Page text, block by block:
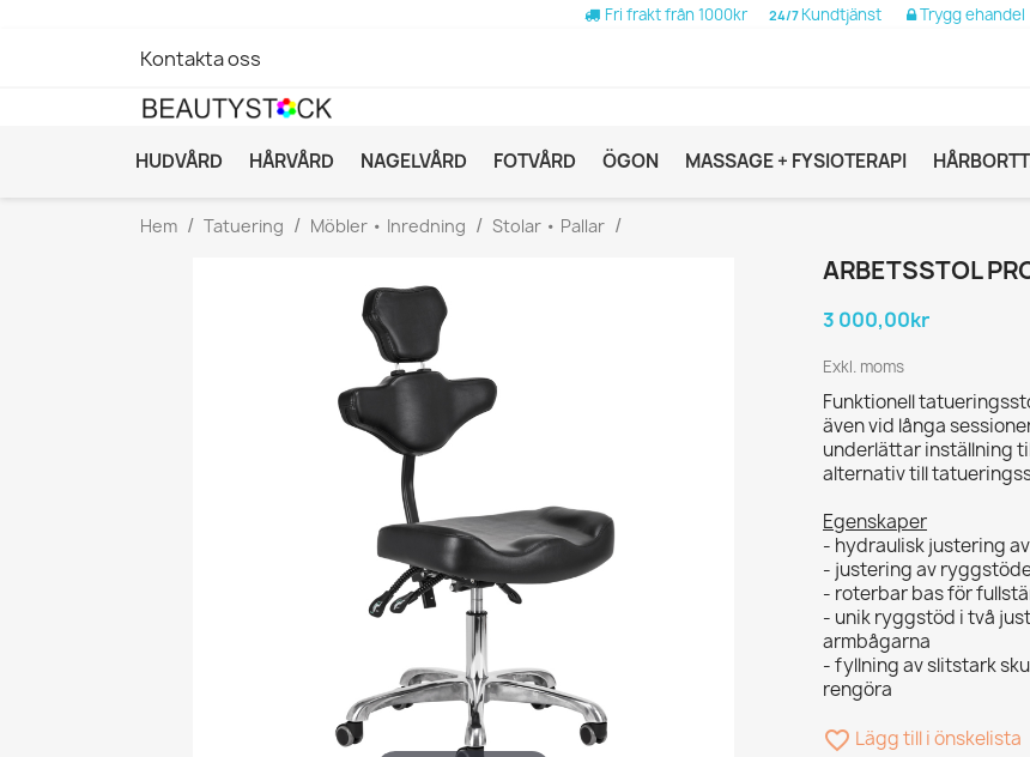
Fri frakt från 1000kr 24/7 Kundtjänst Trygg ehandel
Kontakta oss
HUDVÅRD HÅRVÅRD NAGELVÅRD FOTVÅRD ÖGON MASSAGE + FYSIOTERAPI
Hem Tatuering Möbler • Inredning Stolar • Pallar
ARBETSSTOL
3 000,00kr
Exkl. moms
Funktionell
även vid långa
underlättar inställning
alternativ till
Egenskaper
- hydraulisk justering
- justering av
- roterbar bas för
- unik ryggstöd i två
armbågarna
- fyllning av slitstark
rengöra
favorite_border Lägg till i önskelista